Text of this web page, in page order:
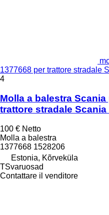
1377668 per trattore stradale
4
Molla a balestra
trattore stradale Scania
100 € Netto
Molla a balestra
1377668 1528206
Estonia, Kõrveküla
TSvaruosad
Contattare il venditore